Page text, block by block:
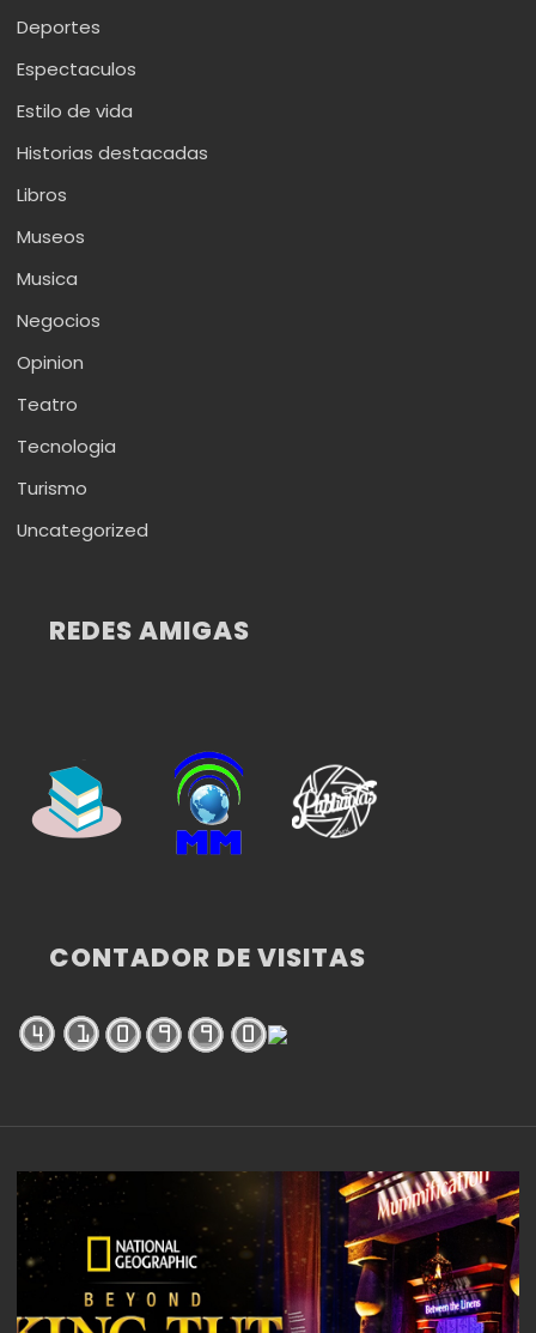
Deportes
Espectaculos
Estilo de vida
Historias destacadas
Libros
Museos
Musica
Negocios
Opinion
Teatro
Tecnologia
Turismo
Uncategorized
REDES AMIGAS
CONTADOR DE VISITAS